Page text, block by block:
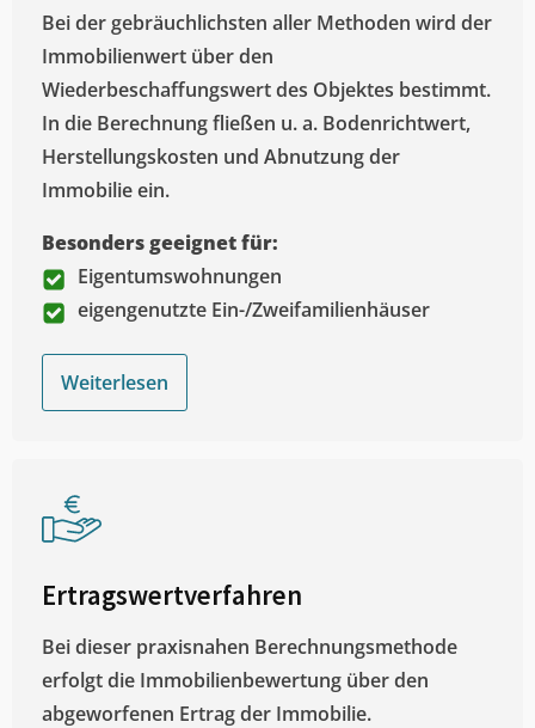
Bei der gebräuchlichsten aller Methoden wird der
Immobilienwert über den
Wiederbeschaffungswert des Objektes bestimmt.
In die Berechnung fließen u. a. Bodenrichtwert,
Herstellungskosten und Abnutzung der
Immobilie ein.
Besonders geeignet für:
Eigentumswohnungen
eigengenutzte Ein-/Zweifamilienhäuser
Weiterlesen
Ertragswertverfahren
Bei dieser praxisnahen Berechnungsmethode
erfolgt die Immobilienbewertung über den
abgeworfenen Ertrag der Immobilie.